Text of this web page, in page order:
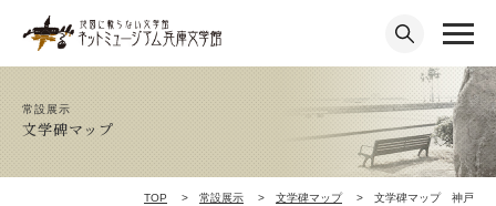
常設展示
文学碑マップ
TOP 常設展示 文学碑マップ 文学碑マップ 神戸